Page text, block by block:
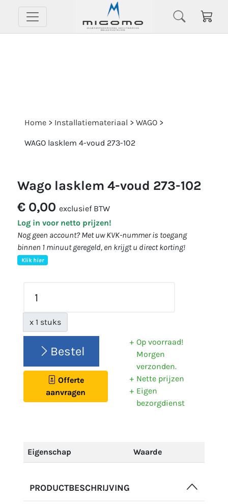
Home > Installatiemateriaal > WAGO >
WAGO lasklem 4-voud 273-102
wago lasklem 4-voud 273-102
€ 0,00 exclusief BTW
Log in voor netto prijzen!
Nog geen account? Met uw KVK-nummer is toegang
binnen 1 minuut geregeld, en krijgt u direct korting!
Klik hier
x 1 stuks
Bestel
Offerte
aanvragen
Op voorraad!
Morgen
verzonden.
Nette prijzen
Eigen
bezorgdienst
Eigenschap Waarde
PRODUCTBESCHRIJVING